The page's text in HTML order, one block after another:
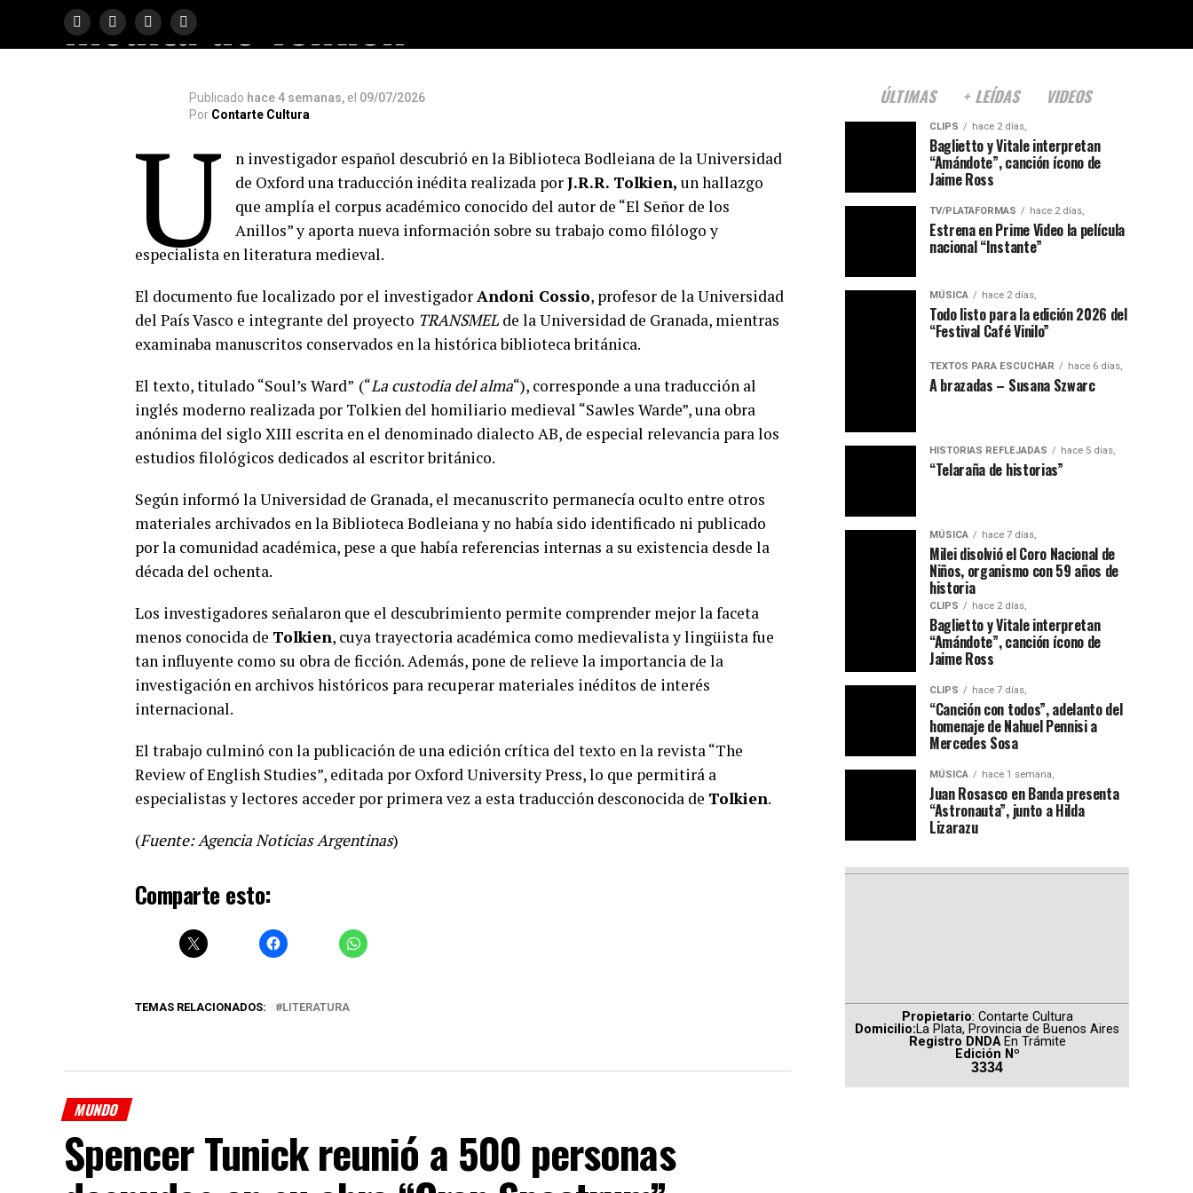
inédita de Tolkien
Publicado hace 4 semanas, el 09/07/2026
Por Contarte Cultura
U
n investigador español descubrió en la Biblioteca Bodleiana de la Universidad
de Oxford una traducción inédita realizada porJ.R.R. Tolkien, un hallazgo
que amplía el corpus académico conocido del autor de “El Señor de los
Anillos” y aporta nueva información sobre su trabajo como filólogo y
especialista en literatura medieval.
El documento fue localizado por el investigadorAndoni Cossio, profesor de la Universidad
del País Vasco e integrante del proyecto TRANSMEL de la Universidad de Granada, mientras
examinaba manuscritos conservados en la histórica biblioteca británica.
El texto, titulado “Soul’s Ward” (“La custodia del alma“), corresponde a una traducción al
inglés moderno realizada por Tolkien del homiliario medieval “Sawles Warde”, una obra
anónima del siglo XIII escrita en el denominado dialecto AB, de especial relevancia para los
estudios filológicos dedicados al escritor británico.
Según informó la Universidad de Granada, el mecanuscrito permanecía oculto entre otros
materiales archivados en la Biblioteca Bodleiana y no había sido identificado ni publicado
por la comunidad académica, pese a que había referencias internas a su existencia desde la
década del ochenta.
Los investigadores señalaron que el descubrimiento permite comprender mejor la faceta
menos conocida de Tolkien, cuya trayectoria académica como medievalista y lingüista fue
tan influyente como su obra de ficción. Además, pone de relieve la importancia de la
investigación en archivos históricos para recuperar materiales inéditos de interés
internacional.
El trabajo culminó con la publicación de una edición crítica del texto en la revista “The
Review of English Studies”, editada por Oxford University Press, lo que permitirá a
especialistas y lectores acceder por primera vez a esta traducción desconocida de Tolkien.
(Fuente: Agencia Noticias Argentinas)
Comparte esto:
TEMAS RELACIONADOS: LITERATURA
MUNDO
Spencer Tunick reunió a 500 personas
ÚLTIMAS + LEÍDAS VIDEOS
CLIPS hace 2 días,
Baglietto y Vitale interpretan
“Amándote”, canción ícono de
Jaime Ross
TV/PLATAFORMAS hace 2 días,
Estrena en Prime Video la película
nacional “Instante”
MÚSICA hace 2 días,
Todo listo para la edición 2026 del
“Festival Café Vinilo”
TEXTOS PARA ESCUCHAR hace 6 días,
A brazadas – Susana Szwarc
HISTORIAS REFLEJADAS hace 5 días,
“Telaraña de historias”
MÚSICA hace 7 días,
Milei disolvió el Coro Nacional de
Niños, organismo con 59 años de
historia
CLIPS hace 2 días,
Baglietto y Vitale interpretan
“Amándote”, canción ícono de
Jaime Ross
CLIPS hace 7 días,
“Canción con todos”, adelanto del
homenaje de Nahuel Pennisi a
Mercedes Sosa
MÚSICA hace 1 semana,
Juan Rosasco en Banda presenta
“Astronauta”, junto a Hilda
Lizarazu
Propietario: Contarte Cultura
Domicilio:La Plata, Provincia de Buenos Aires
Registro DNDA En Trámite
Edición Nº
3334